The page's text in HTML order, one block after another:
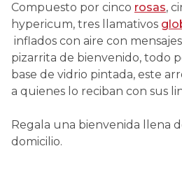
Compuesto por cinco rosas,
hypericum, tres llamativos
inflados con aire con
pizarrita de bienvenido, todo
base de vidrio pintada, este
a quienes lo reciban con sus
Regala una bienvenida llena
domicilio.